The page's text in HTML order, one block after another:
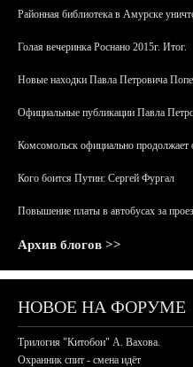
Районная библиотека в Амурске
Голая вечеринка Роснано 2015г. Итог.
Новые находки Павла Петровича
Официальные публикации Павла
Комсомольск официально продолжает
Кого боится Путин: Сергей Фургал
Повышение платы в автобусах за
Архив блогов >>
НОВОЕ НА ФОРУМЕ
Трилогия "Китобои" А. Вахова.
Охранник спит - смена идёт